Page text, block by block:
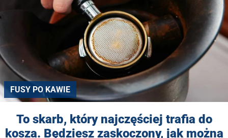
FUSY PO KAWIE
To skarb, który najczęściej trafia do
kosza. Będziesz zaskoczony, jak można